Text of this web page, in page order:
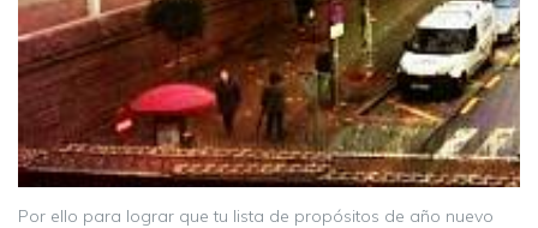
Por ello para lograr que tu lista de propósitos de año nuevo